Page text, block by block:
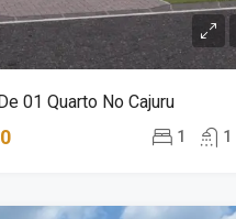
01 Quarto No Cajuru
1 1